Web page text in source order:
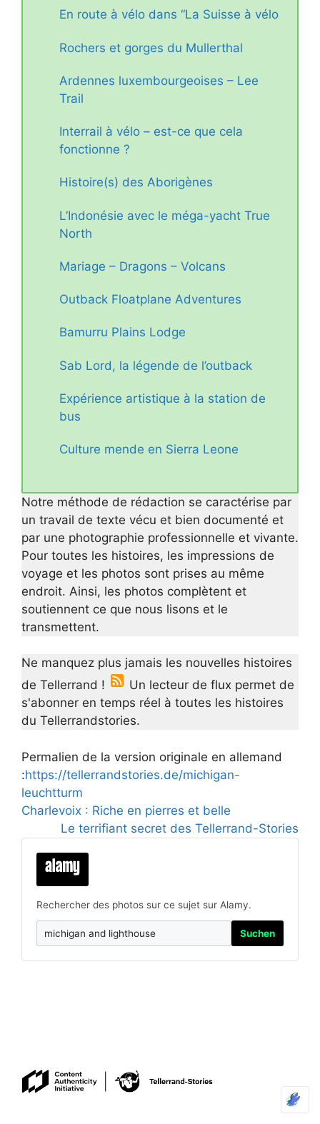
En route à vélo dans “La Suisse à vélo
Rochers et gorges du Mullerthal
Ardennes luxembourgeoises – Lee
Trail
Interrail à vélo – est-ce que cela
fonctionne ?
Histoire(s) des Aborigènes
L’Indonésie avec le méga-yacht True
North
Mariage – Dragons – Volcans
Outback Floatplane Adventures
Bamurru Plains Lodge
Sab Lord, la légende de l’outback
Expérience artistique à la station de
bus
Culture mende en Sierra Leone
Notre méthode de rédaction se caractérise par
un travail de texte vécu et bien documenté et
par une photographie professionnelle et vivante.
Pour toutes les histoires, les impressions de
voyage et les photos sont prises au même
endroit. Ainsi, les photos complètent et
soutiennent ce que nous lisons et le
transmettent.
Ne manquez plus jamais les nouvelles histoires
de Tellerrand !
Un lecteur de flux permet de
s'abonner en temps réel à toutes les histoires
du Tellerrandstories.
Permalien de la version originale en allemand
:https://tellerrandstories.de/michigan-
leuchtturm
Charlevoix : Riche en pierres et belle
Le terrifiant secret des Tellerrand-Stories
Rechercher des photos sur ce sujet sur Alamy.
Suchen